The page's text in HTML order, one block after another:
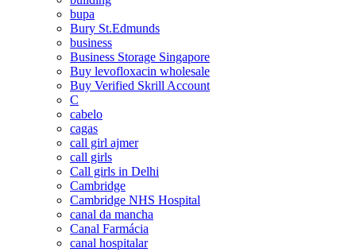
bupa
Bury St.Edmunds
business
Business Storage Singapore
Buy levofloxacin wholesale
Buy Verified Skrill Account
C
cabelo
cagas
call girl ajmer
call girls
Call girls in Delhi
Cambridge
Cambridge NHS Hospital
canal da mancha
Canal Farmácia
canal hospitalar